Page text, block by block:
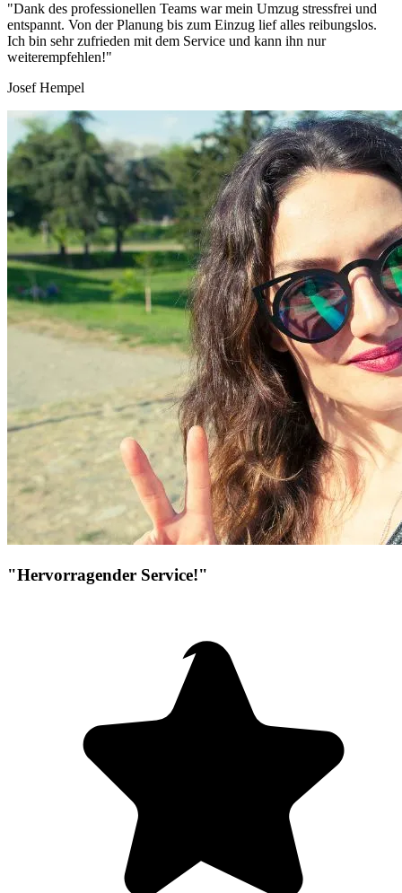
"Dank des professionellen Teams war mein Umzug stressfrei und
entspannt. Von der Planung bis zum Einzug lief alles reibungslos.
Ich bin sehr zufrieden mit dem Service und kann ihn nur
weiterempfehlen!"
Josef Hempel
"Hervorragender Service!"